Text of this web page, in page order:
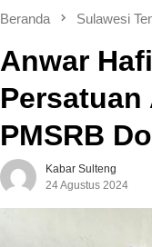
Beranda Sulawesi
Anwar
Persatuan
PMSRB
Kabar Sulteng
24 Agustus 2024